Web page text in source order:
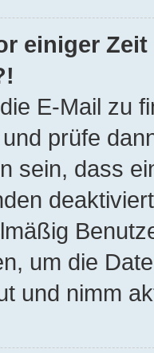
einiger
E-Mail zu
prüfe
sein, dass
um die
und nimm